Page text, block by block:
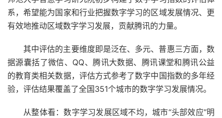
系，希望能为国家和行业把握数字学习的区域发展情况、更
有效地推动区域数字学习发展，贡献腾讯的力量。
其中评估的主要维度即是泛在、多元、普惠三方面，数
据源囊括了微信、QQ、腾讯大数据、腾讯课堂和腾讯公益
的教育类相关数据，评估方式参考了数字中国指数的多年经
验，评估结果覆盖了全国351个城市的数字学习发展情况。
从整体看：数字学习发展区域不均，城市“头部效应”明